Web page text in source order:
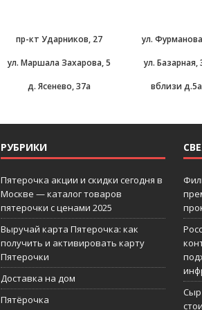
пр-кт Ударников, 27 ул.
ул. Маршала Захарова, 5
ул. Базарная,
д. Ясенево, 37а
вблизи д.5а
РУБРИКИ
Пятерочка акции и скидки сегодня в
Москве — каталог товаров
пятерочки с ценами 2025
Выручай карта Пятерочка: как
получить и активировать карту
Пятерочки
Доставка на дом
Пятёрочка
Сыр